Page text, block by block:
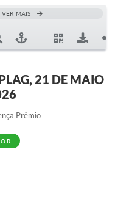
VER MAIS
21 DE MAIO
Prêmio